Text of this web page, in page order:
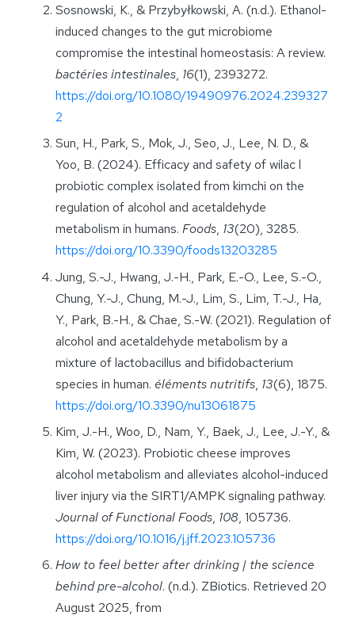
Sosnowski, K., & Przybyłkowski, A. (n.d.). Ethanol-
induced changes to the gut microbiome
compromise the intestinal homeostasis: A review.
bactéries intestinales, 16(1), 2393272.
https://doi.org/10.1080/19490976.2024.239327
2
Sun, H., Park, S., Mok, J., Seo, J., Lee, N. D., &
Yoo, B. (2024). Efficacy and safety of wilac l
probiotic complex isolated from kimchi on the
regulation of alcohol and acetaldehyde
metabolism in humans. Foods, 13(20), 3285.
https://doi.org/10.3390/foods13203285
Jung, S.-J., Hwang, J.-H., Park, E.-O., Lee, S.-O.,
Chung, Y.-J., Chung, M.-J., Lim, S., Lim, T.-J., Ha,
Y., Park, B.-H., & Chae, S.-W. (2021). Regulation of
alcohol and acetaldehyde metabolism by a
mixture of lactobacillus and bifidobacterium
species in human. éléments nutritifs, 13(6), 1875.
https://doi.org/10.3390/nu13061875
Kim, J.-H., Woo, D., Nam, Y., Baek, J., Lee, J.-Y., &
Kim, W. (2023). Probiotic cheese improves
alcohol metabolism and alleviates alcohol-induced
liver injury via the SIRT1/AMPK signaling pathway.
Journal of Functional Foods, 108, 105736.
https://doi.org/10.1016/j.jff.2023.105736
How to feel better after drinking | the science
behind pre-alcohol. (n.d.). ZBiotics. Retrieved 20
August 2025, from